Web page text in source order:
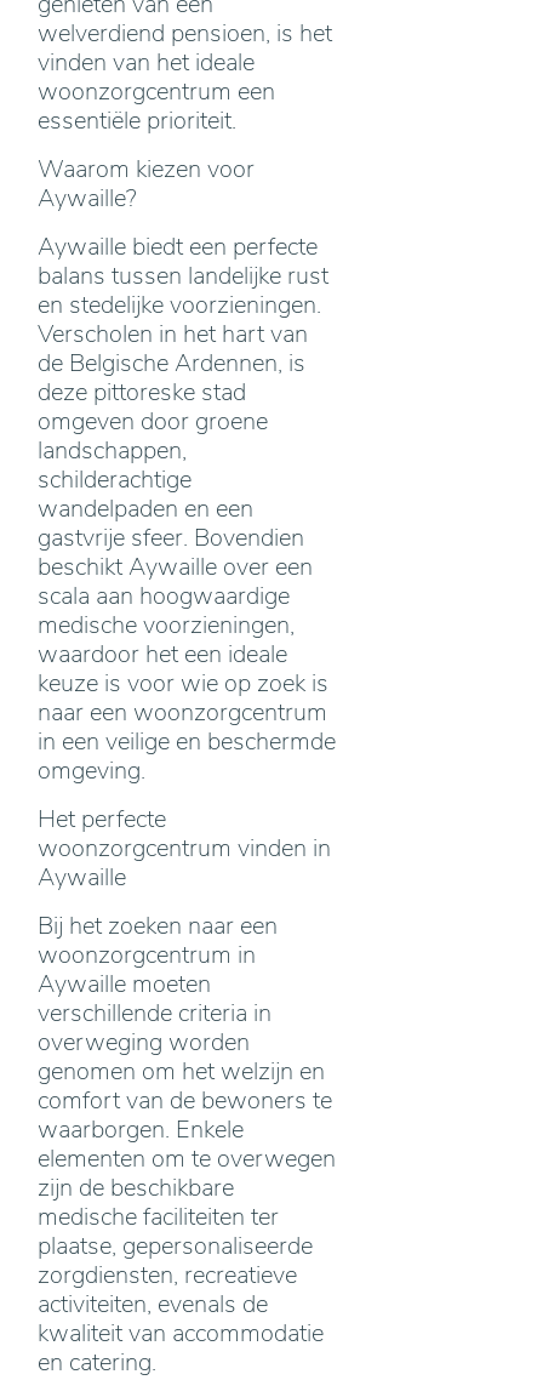
welverdiend pensioen, is het
vinden van het ideale
woonzorgcentrum een
essentiële prioriteit.
Waarom kiezen voor
Aywaille?
Aywaille biedt een perfecte
balans tussen landelijke rust
en stedelijke voorzieningen.
Verscholen in het hart van
de Belgische Ardennen, is
deze pittoreske stad
omgeven door groene
landschappen,
schilderachtige
wandelpaden en een
gastvrije sfeer. Bovendien
beschikt Aywaille over een
scala aan hoogwaardige
medische voorzieningen,
waardoor het een ideale
keuze is voor wie op zoek is
naar een woonzorgcentrum
in een veilige en beschermde
omgeving.
Het perfecte
woonzorgcentrum vinden in
Aywaille
Bij het zoeken naar een
woonzorgcentrum in
Aywaille moeten
verschillende criteria in
overweging worden
genomen om het welzijn en
comfort van de bewoners te
waarborgen. Enkele
elementen om te overwegen
zijn de beschikbare
medische faciliteiten ter
plaatse, gepersonaliseerde
zorgdiensten, recreatieve
activiteiten, evenals de
kwaliteit van accommodatie
en catering.